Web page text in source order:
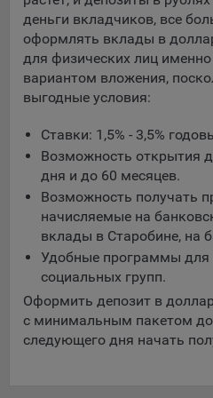
составить представление о
сайта в целом. Общество
анализа трафика на сайтах.
9.5. Файлы cookie, применяемые
аудитории и в рекламных
Технические/Функциональные,
Необходимые для
платформ «Google Analytics»,
(статистические), установлены
передаются третьим лицам,
время пользования сайтом;
Остальные - не более года.
Отключение аналитических
определять предпочтения
деньги вкладчиков, все
оформлять вклады в
для физических лиц
вариантом вложения,
выгодные условия:
Ставки: 1,5% - 3,5%
Возможность открытия
дня и до 60 месяцев.
Возможность получать
начисляемые на
вклады в Старобине, на
Удобные программы для
социальных групп.
Оформить депозит в
с минимальным пакетом
следующего дня начать